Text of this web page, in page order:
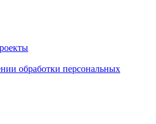
обработки персональных